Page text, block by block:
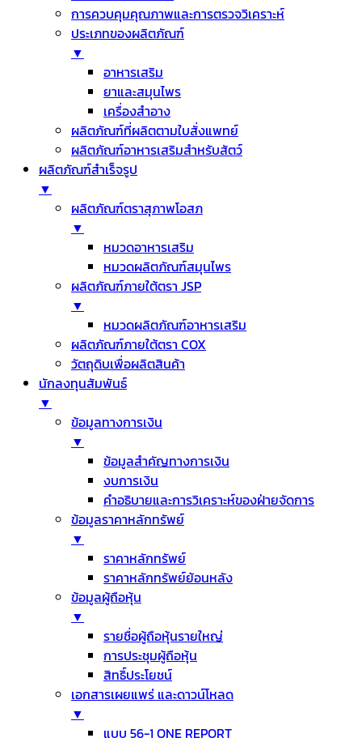
การควบคุมคุณภาพและการตรวจวิเคราะห์
ประเภทของผลิตภัณฑ์
▼
อาหารเสริม
ยาและสมุนไพร
เครื่องสำอาง
ผลิตภัณฑ์ที่ผลิตตามใบสั่งแพทย์
ผลิตภัณฑ์อาหารเสริมสำหรับสัตว์
ผลิตภัณฑ์สำเร็จรูป
▼
ผลิตภัณฑ์ตราสุภาพโอสภ
▼
หมวดอาหารเสริม
หมวดผลิตภัณฑ์สมุนไพร
ผลิตภัณฑ์ภายใต้ตรา JSP
▼
หมวดผลิตภัณฑ์อาหารเสริม
ผลิตภัณฑ์ภายใต้ตรา COX
วัตถุดิบเพื่อผลิตสินค้า
นักลงทุนสัมพันธ์
▼
ข้อมูลทางการเงิน
▼
ข้อมูลสำคัญทางการเงิน
งบการเงิน
คำอธิบายและการวิเคราะห์ของฝ่ายจัดการ
ข้อมูลราคาหลักทรัพย์
▼
ราคาหลักทรัพย์
ราคาหลักทรัพย์ย้อนหลัง
ข้อมูลผู้ถือหุ้น
▼
รายชื่อผู้ถือหุ้นรายใหญ่
การประชุมผู้ถือหุ้น
สิทธิ์ประโยชน์
เอกสารเผยแพร่ และดาวน์โหลด
▼
แบบ 56-1 ONE REPORT